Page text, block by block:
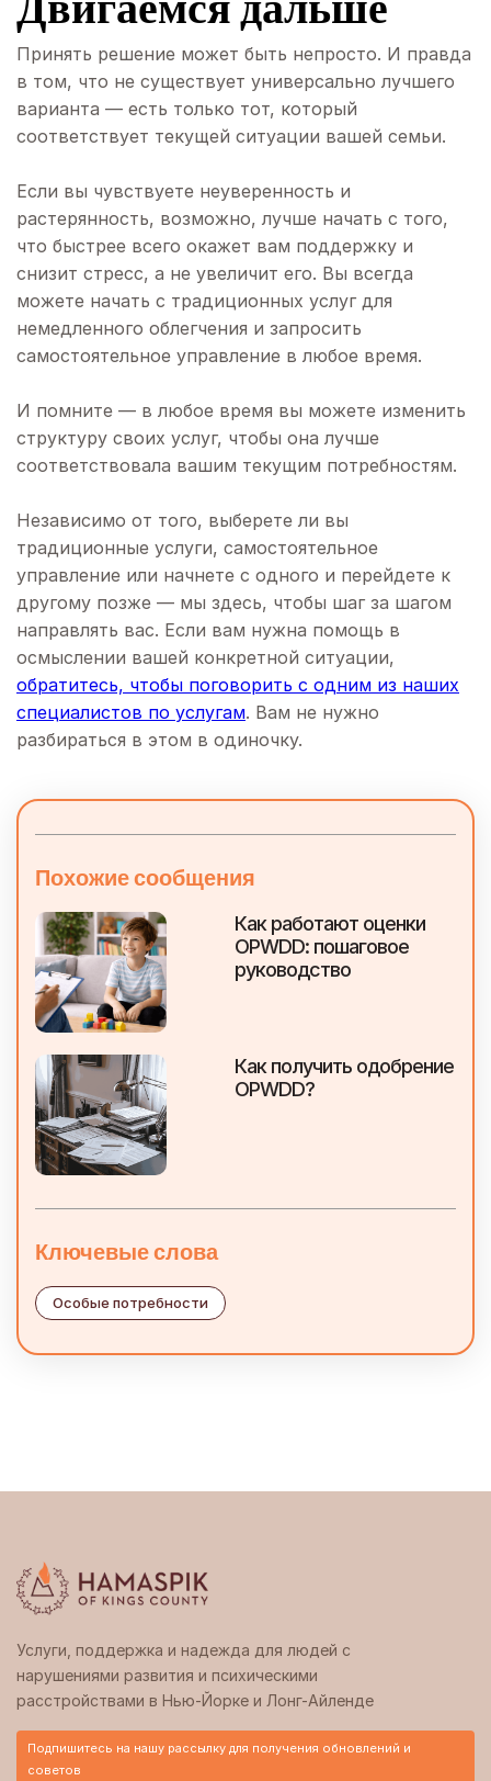
Двигаемся дальше
Принять решение может быть непросто. И правда
в том, что не существует универсально лучшего
варианта — есть только тот, который
соответствует текущей ситуации вашей семьи.
Если вы чувствуете неуверенность и
растерянность, возможно, лучше начать с того,
что быстрее всего окажет вам поддержку и
снизит стресс, а не увеличит его. Вы всегда
можете начать с традиционных услуг для
немедленного облегчения и запросить
самостоятельное управление в любое время.
И помните — в любое время вы можете изменить
структуру своих услуг, чтобы она лучше
соответствовала вашим текущим потребностям.
Независимо от того, выберете ли вы
традиционные услуги, самостоятельное
управление или начнете с одного и перейдете к
другому позже — мы здесь, чтобы шаг за шагом
направлять вас. Если вам нужна помощь в
осмыслении вашей конкретной ситуации,
обратитесь, чтобы поговорить с одним из наших
специалистов по услугам. Вам не нужно
разбираться в этом в одиночку.
Похожие сообщения
Как работают оценки
OPWDD: пошаговое
руководство
Как получить одобрение
OPWDD?
Ключевые слова
Особые потребности
Услуги, поддержка и надежда для людей с
нарушениями развития и психическими
расстройствами в Нью-Йорке и Лонг-Айленде
Подпишитесь на нашу рассылку для получения обновлений и
советов